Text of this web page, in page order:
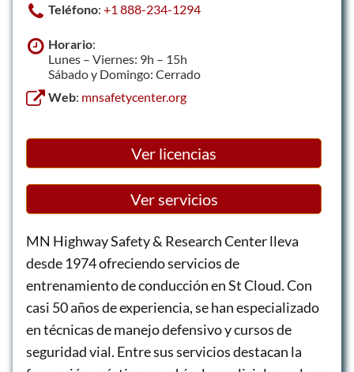
Teléfono: +1 888-234-1294
Horario:
Lunes – Viernes: 9h – 15h
Sábado y Domingo: Cerrado
Web: mnsafetycenter.org
Ver licencias
Ver servicios
MN Highway Safety & Research Center lleva
desde 1974 ofreciendo servicios de
entrenamiento de conducción en St Cloud. Con
casi 50 años de experiencia, se han especializado
en técnicas de manejo defensivo y cursos de
seguridad vial. Entre sus servicios destacan la